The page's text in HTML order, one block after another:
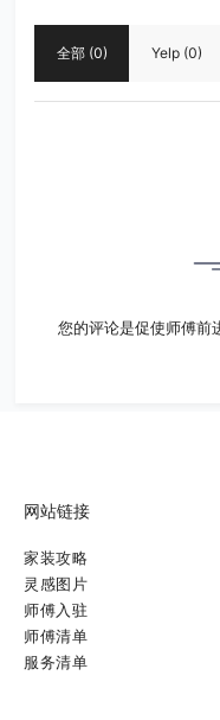
全部 (0) Yelp (0)
您的评论是促使师傅前
网站链接
家装攻略
灵感图片
师傅入驻
师傅清单
服务清单